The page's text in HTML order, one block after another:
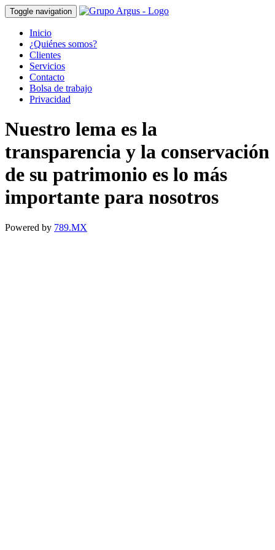
Toggle navigation
Inicio
¿Quiénes somos?
Clientes
Servicios
Contacto
Bolsa de trabajo
Privacidad
Nuestro lema es la
transparencia y la conservación
de su patrimonio es lo más
importante para nosotros
Powered by 789.MX